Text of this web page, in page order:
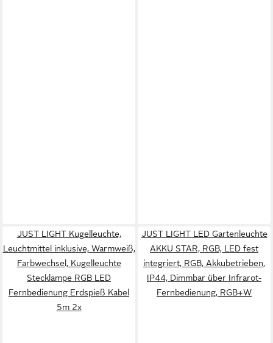
JUST LIGHT Kugelleuchte,
Leuchtmittel inklusive, Warmweiß,
Farbwechsel, Kugelleuchte
Stecklampe RGB LED
Fernbedienung Erdspieß Kabel
5m 2x
JUST LIGHT LED Gartenleuchte
AKKU STAR, RGB, LED fest
integriert, RGB, Akkubetrieben,
IP44, Dimmbar über Infrarot-
Fernbedienung, RGB+W